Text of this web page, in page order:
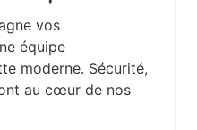
vos
équipe
moderne. Sécurité,
au cœur de nos